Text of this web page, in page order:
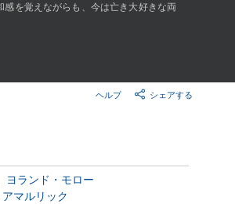
を覚えながらも、今は亡き大好きな両
シェアする
ヘルプ
ヨランド・モロー
マルリック